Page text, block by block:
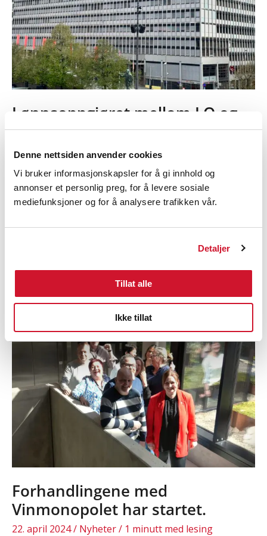
Denne nettsiden anvender cookies
Vi bruker informasjonskapsler for å gi innhold og
annonser et personlig preg, for å levere sosiale
mediefunksjoner og for å analysere trafikken vår.
Detaljer
Tillat alle
Ikke tillat
godt
fornøyde
Lønnsoppgjøret mellom LO og
Virke har startet
23. april 2025/Nyheter,Oppgjør,
Nå går startskuddet i årets lønnsoppgjør mellom LO
og arbeidsgiverorganisasjonen Virke. Det handler om
LO
Virke
har
Les mer
Forhandlingene med
Vinmonopolet har startet.
22. april 2024/ Nyheter/ 1 minutt med lesing